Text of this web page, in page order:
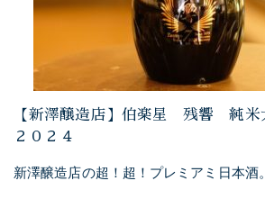
【新澤醸造店】伯楽星 残響 純
２０２４
新澤醸造店の超！超！プレミアミ日本酒